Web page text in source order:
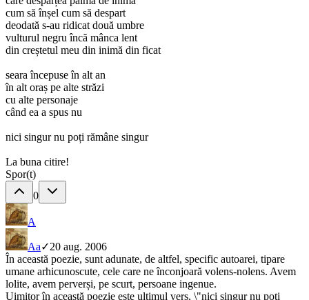
cum să înșel cum să despart
deodată s-au ridicat două umbre
vulturul negru încă mânca lent
din creștetul meu din inimă din ficat
seara începuse în alt an
în alt oraș pe alte străzi
cu alte personaje
când ea a spus nu
nici singur nu poți rămâne singur
La buna citire!
Spor(t)
0
A
Aa✓20 aug. 2006
În această poezie, sunt adunate, de altfel, specific autoarei, tipare
umane arhicunoscute, cele care ne înconjoară volens-nolens. Avem
lolite, avem perverși, pe scurt, persoane ingenue.
Uimitor în această poezie este ultimul vers, \"nici singur nu poți